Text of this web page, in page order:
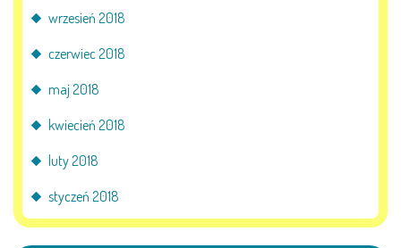
wrzesień 2018
czerwiec 2018
maj 2018
kwiecień 2018
luty 2018
styczeń 2018